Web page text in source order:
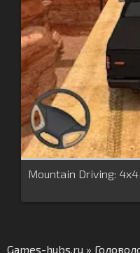
Mountain Driving: 4x4
Games-hubs.ru »